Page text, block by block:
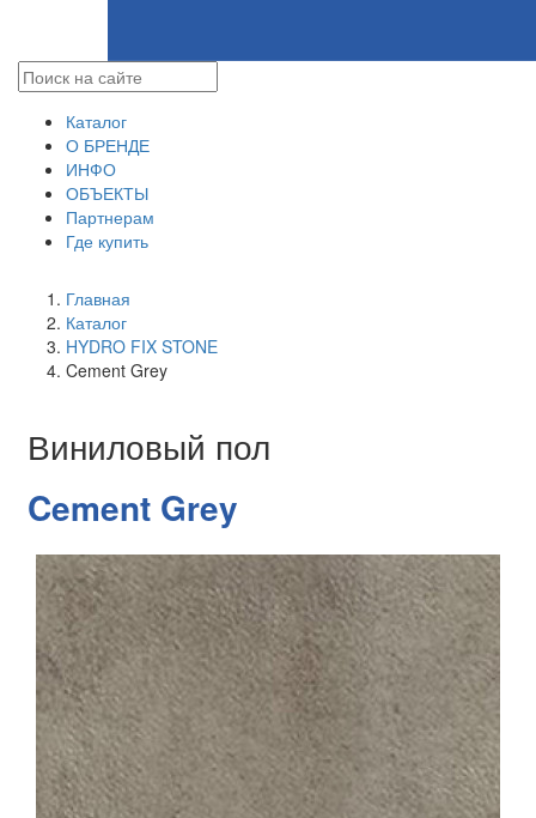
Каталог
О БРЕНДЕ
ИНФО
ОБЪЕКТЫ
Партнерам
Где купить
Главная
Каталог
HYDRO FIX STONE
Cement Grey
Виниловый пол
Cement Grey